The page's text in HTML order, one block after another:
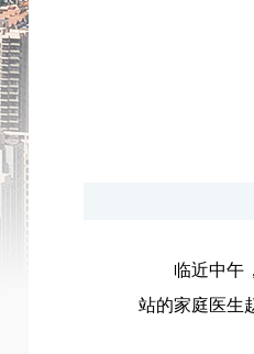
临近中午
站的家庭医生